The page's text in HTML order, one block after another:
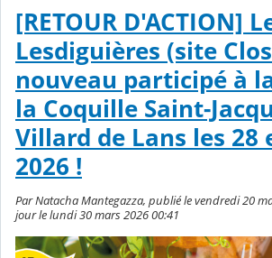
[RETOUR D'ACTION]
Lesdiguières (site
nouveau participé à
la Coquille Saint-
Villard de Lans les 28
2026 !
Par Natacha Mantegazza, publié le vendredi 20
jour le lundi 30 mars 2026 00:41